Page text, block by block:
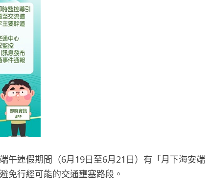
午連假期間（6月19日至6月21日）有「月下海安端
免行經可能的交通壅塞路段。